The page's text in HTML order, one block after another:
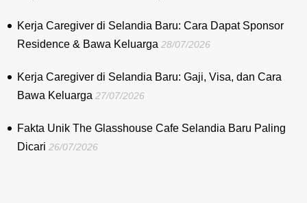
Kerja Caregiver di Selandia Baru: Cara Dapat Sponsor
Residence & Bawa Keluarga 28/07/2026
Kerja Caregiver di Selandia Baru: Gaji, Visa, dan Cara
Bawa Keluarga 27/07/2026
Fakta Unik The Glasshouse Cafe Selandia Baru Paling
Dicari 26/07/2026